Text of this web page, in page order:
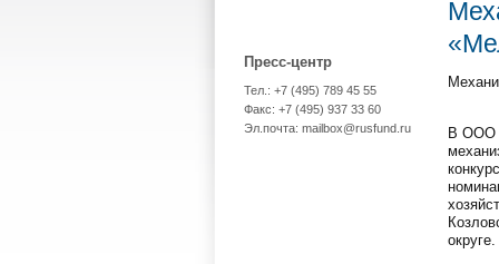
Пресс-центр
Тел.: +7 (495) 789 45 55
Факс: +7 (495) 937 33 60
Эл.почта: mailbox@rusfund.ru
В ООО
округе.